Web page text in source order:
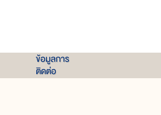
ข้อมูลการ
ติดต่อ